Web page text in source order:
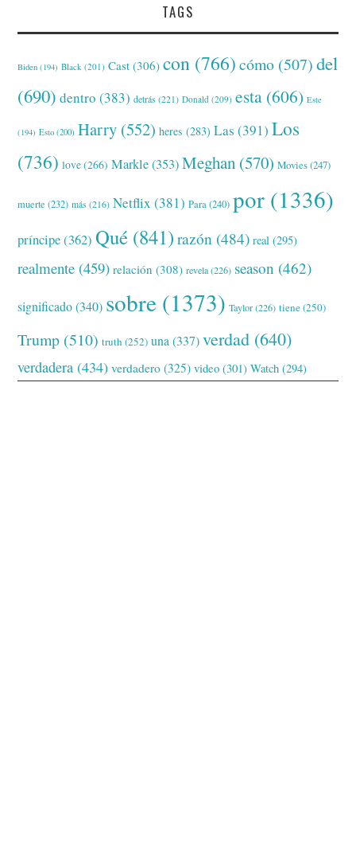
TAGS
Biden (194) Black (201) Cast (306) con (766) cómo (507) del
(690) dentro (383) detrás (221) Donald (209) esta (606) Este
(194) Esto (200) Harry (552) heres (283) Las (391) Los
(736) love(266) Markle(353) Meghan (570) Movies(247)
muerte (232) más (216) Netflix (381) Para(240) por (1336)
príncipe(362) Qué (841) razón (484) real (295)
realmente (459) relación (308) revela(226) season (462)
significado(340) sobre (1373) Taylor(226) tiene(250)
Trump (510) truth (252) una (337) verdad (640)
verdadera (434) verdadero (325) video (301) Watch (294)